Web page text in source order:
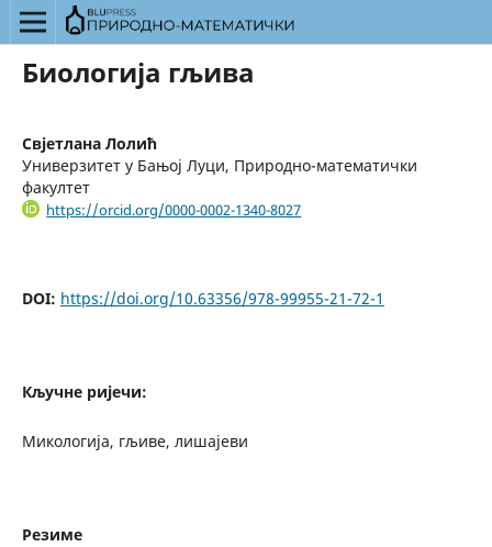
Биологија гљива
Свјетлана Лолић
Универзитет у Бањој Луци, Природно-математички
факултет
https://orcid.org/0000-0002-1340-8027
DOI: https://doi.org/10.63356/978-99955-21-72-1
Кључне ријечи:
Mикологија, гљиве, лишајеви
Резиме